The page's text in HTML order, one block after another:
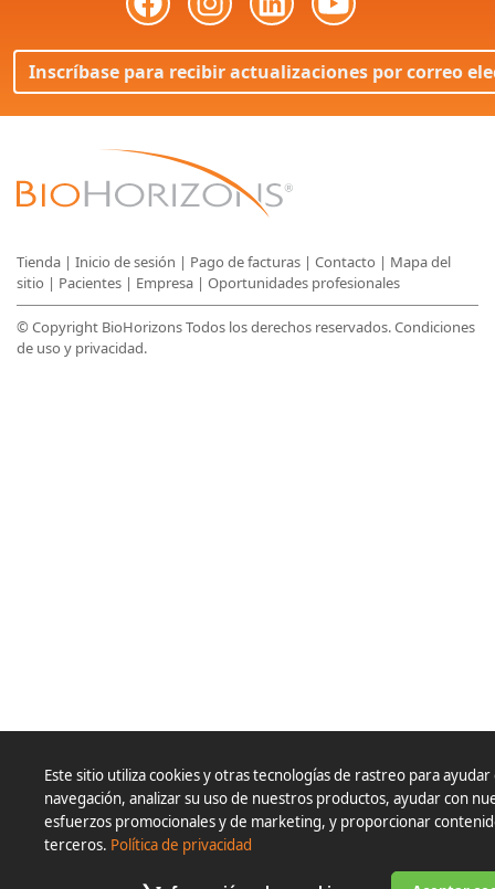
Inscríbase para recibir actualizaciones por correo
Tienda | Inicio de sesión | Pago de facturas | Contacto | Mapa del
sitio | Pacientes | Empresa | Oportunidades profesionales
© Copyright BioHorizons Todos los derechos reservados.Condiciones
de uso y privacidad.
Este sitio utiliza cookies y otras tecnologías de rastreo para ayudar
navegación, analizar su uso de nuestros productos, ayudar con
esfuerzos promocionales y de marketing, y proporcionar
terceros. Política de privacidad